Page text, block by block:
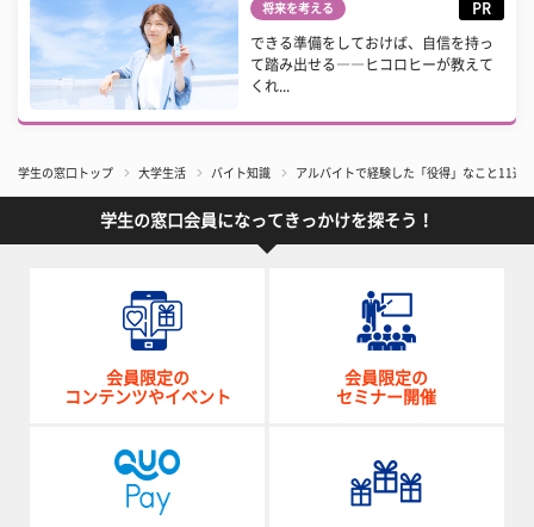
将来を考える PR
できる準備をしておけば、自信を持っ
て踏み出せる――ヒコロヒーが教えて
くれ...
学生の窓口トップ 大学生活 バイト知識 アルバイトで経験した「役得」なこと11選
学生の窓口会員になってきっかけを探そう！
会員限定の
コンテンツやイベント
会員限定の
セミナー開催